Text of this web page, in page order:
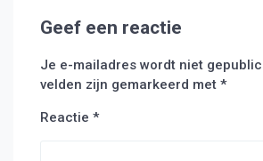
Geef een reactie
Je e-mailadres wordt niet
velden zijn gemarkeerd met *
Reactie *